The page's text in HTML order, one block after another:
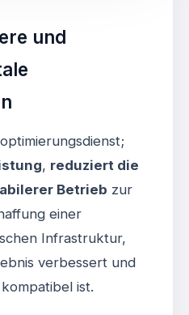
und
, reduziert die
Betrieb zur
einer
Infrastruktur,
verbessert und
ist.